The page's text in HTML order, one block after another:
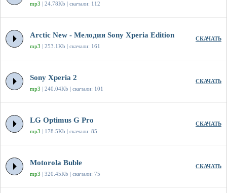
mp3 | 24.78Kb | скачали: 112
Arctic New - Мелодия Sony Xperia Edition
mp3 | 253.1Kb | скачали: 161
СКАЧАТЬ
Sony Xperia 2
mp3 | 240.04Kb | скачали: 101
СКАЧАТЬ
LG Optimus G Pro
mp3 | 178.5Kb | скачали: 85
СКАЧАТЬ
Motorola Buble
mp3 | 320.45Kb | скачали: 75
СКАЧАТЬ